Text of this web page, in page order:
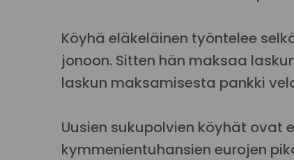
Köyhä eläkeläinen työntelee
jonoon. Sitten hän maksaa
laskun maksamisesta pankki
Uusien sukupolvien köyhät ovat
kymmenientuhansien eurojen